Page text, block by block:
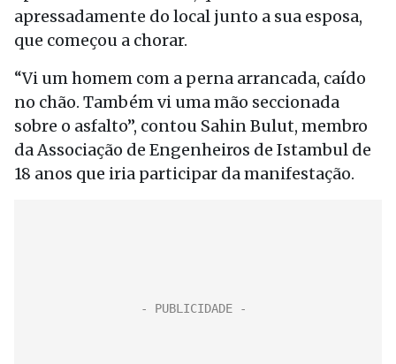
apressadamente do local junto a sua esposa,
que começou a chorar.
“Vi um homem com a perna arrancada, caído
no chão. Também vi uma mão seccionada
sobre o asfalto”, contou Sahin Bulut, membro
da Associação de Engenheiros de Istambul de
18 anos que iria participar da manifestação.